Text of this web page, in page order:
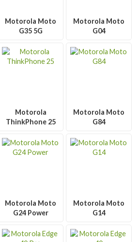
Motorola Moto
G35 5G
Motorola Moto
G04
Motorola
ThinkPhone 25
Motorola Moto
G84
Motorola Moto
G24 Power
Motorola Moto
G14